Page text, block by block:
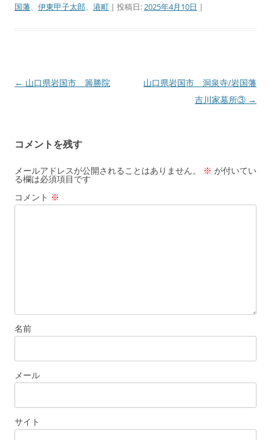
国藩、 伊東甲子太郎、 港町 | 投稿日:2025年4月10日 |
投
ゲ
ー
シ
ョ
← 山口県岩国市 籌勝院
山口県岩国市 洞泉寺/岩国藩
吉川家墓所③ →
コメントを残す
メールアドレスが公開されることはありません。 ※ が付いてい
る欄は必須項目です
コメント ※
名前
メール
サイト